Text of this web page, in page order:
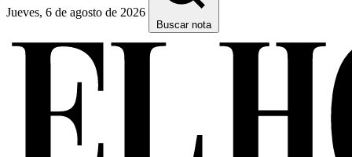
Jueves, 6 de agosto de 2026
Buscar nota